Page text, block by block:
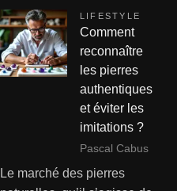
LIFESTYLE
Comment
reconnaître
les pierres
authentiques
et éviter les
imitations ?
Pascal Cabus
Le marché des pierres